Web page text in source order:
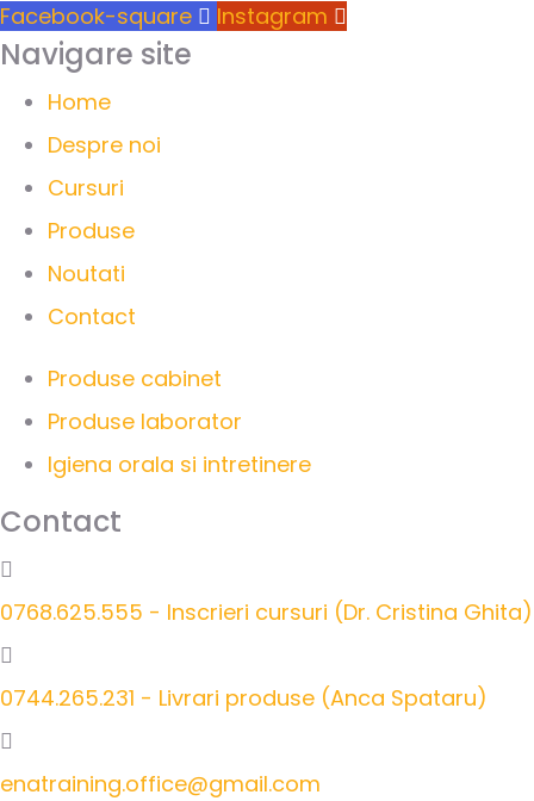
Facebook-square
Instagram
Navigare site
Home
Despre noi
Cursuri
Produse
Noutati
Contact
Produse cabinet
Produse laborator
Igiena orala si intretinere
Contact
0768.625.555 - Inscrieri cursuri (Dr. Cristina Ghita)
0744.265.231 - Livrari produse (Anca Spataru)
enatraining.office@gmail.com